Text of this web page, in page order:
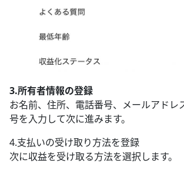
3.所有者情報の登録
お名前、住所、電話番号、メールアドレ
号を入力して次に進みます。
4.支払いの受け取り方法を登録
次に収益を受け取る方法を選択します。